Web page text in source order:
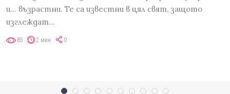
и... възрастни. Те са известни в цял свят, защото
изглеждат…
85 2 мин 0